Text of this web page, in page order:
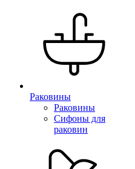
Раковины
Раковины
Сифоны для
раковин